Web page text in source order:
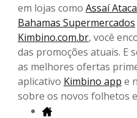
em lojas como Assaí
Bahamas Supermercados
Kimbino.com.br, você
das promoções atuais. E
as melhores ofertas
aplicativo Kimbino app e
sobre os novos folhetos